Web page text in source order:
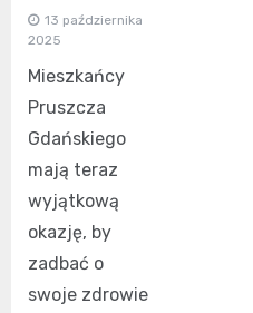
13 października
2025
Mieszkańcy
Pruszcza
Gdańskiego
mają teraz
wyjątkową
okazję, by
zadbać o
swoje zdrowie